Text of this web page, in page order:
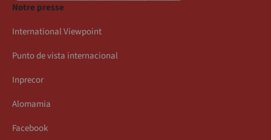
Notre presse
International Viewpoint
Punto de vista internacional
Inprecor
Alomamia
Facebook